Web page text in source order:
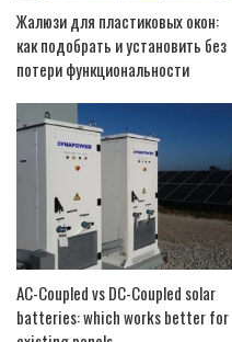
Жалюзи для пластиковых окон:
как подобрать и установить без
потери функциональности
AC-Coupled vs DC-Coupled solar
batteries: which works better for